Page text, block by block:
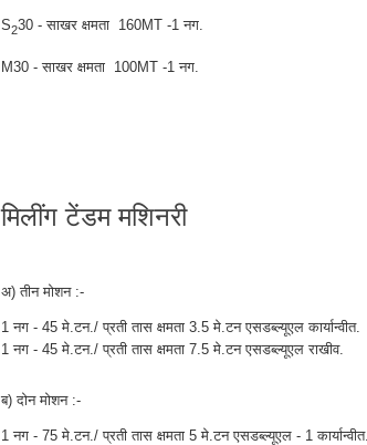
S230 - साखर क्षमता 160MT -1 नग.
M30 - साखर क्षमता 100MT -1 नग.
मिलींग टेंडम मशिनरी
अ) तीन मोशन :-
1 नग - 45 मे.टन./ प्रती तास क्षमता 3.5 मे.टन एसडब्ल्यूएल कार्यान्वीत.
1 नग - 45 मे.टन./ प्रती तास क्षमता 7.5 मे.टन एसडब्ल्यूएल राखीव.
ब) दोन मोशन :-
1 नग - 75 मे.टन./ प्रती तास क्षमता 5 मे.टन एसडब्ल्यूएल - 1 कार्यान्वीत.